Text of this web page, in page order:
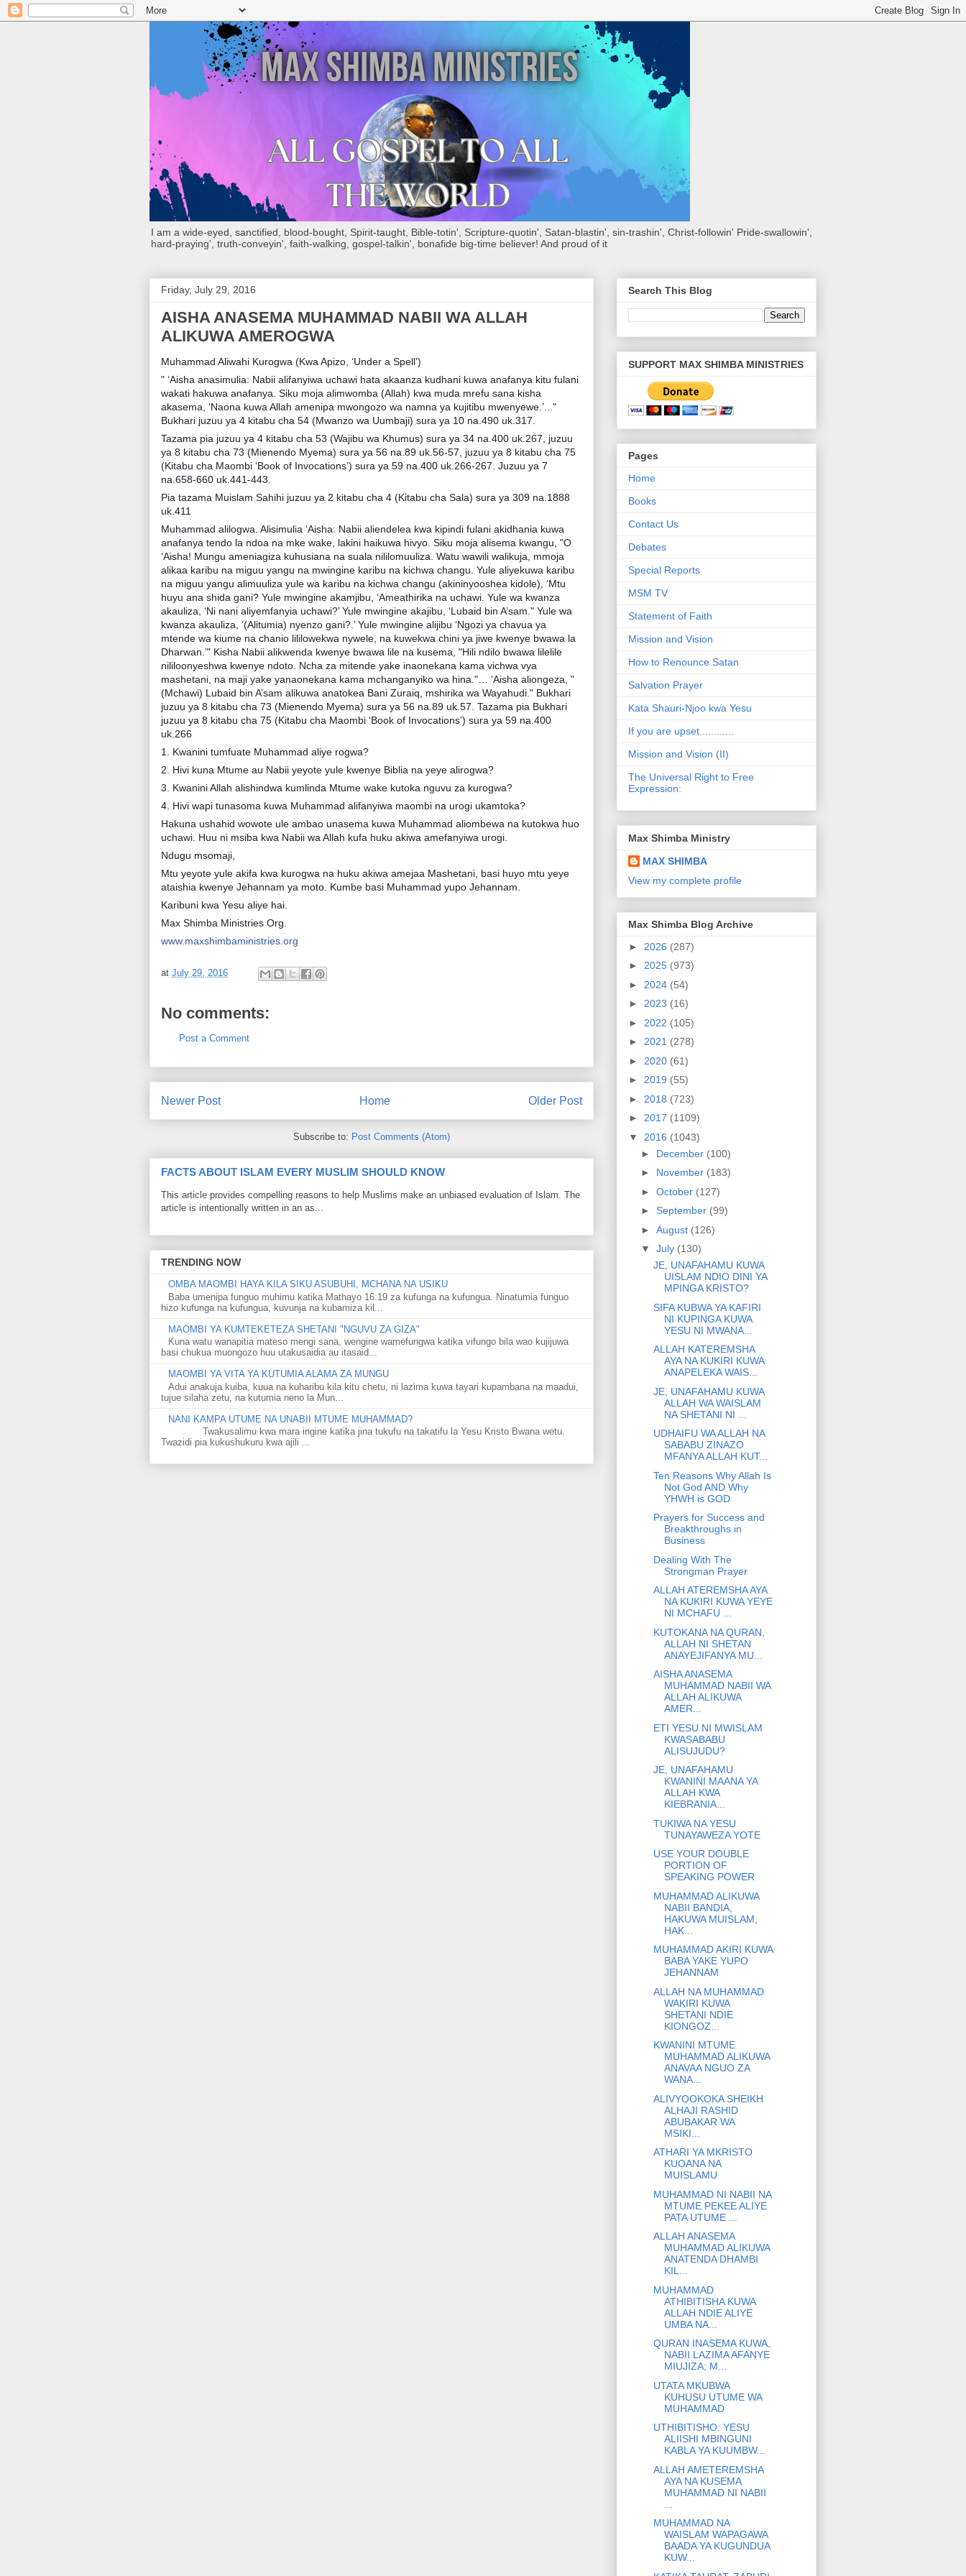
I am a wide-eyed, sanctified, blood-bought, Spirit-taught, Bible-totin', Scripture-quotin', Satan-blastin', sin-trashin', Christ-followin' Pride-swallowin',
hard-praying', truth-conveyin', faith-walking, gospel-talkin', bonafide big-time believer! And proud of it
Friday, July 29, 2016
AISHA ANASEMA MUHAMMAD NABII WA ALLAH
ALIKUWA AMEROGWA
Muhammad Aliwahi Kurogwa (Kwa Apizo, ‘Under a Spell’)
" ‘Aisha anasimulia: Nabii alifanyiwa uchawi hata akaanza kudhani kuwa anafanya kitu fulani
wakati hakuwa anafanya. Siku moja alimwomba (Allah) kwa muda mrefu sana kisha
akasema, ‘Naona kuwa Allah amenipa mwongozo wa namna ya kujitibu mwenyewe.’..."
Bukhari juzuu ya 4 kitabu cha 54 (Mwanzo wa Uumbaji) sura ya 10 na.490 uk.317.
Tazama pia juzuu ya 4 kitabu cha 53 (Wajibu wa Khumus) sura ya 34 na.400 uk.267, juzuu
ya 8 kitabu cha 73 (Mienendo Myema) sura ya 56 na.89 uk.56-57, juzuu ya 8 kitabu cha 75
(Kitabu cha Maombi ‘Book of Invocations’) sura ya 59 na.400 uk.266-267. Juzuu ya 7
na.658-660 uk.441-443.
Pia tazama Muislam Sahihi juzuu ya 2 kitabu cha 4 (Kitabu cha Sala) sura ya 309 na.1888
uk.411
Muhammad alilogwa. Alisimulia ‘Aisha: Nabii aliendelea kwa kipindi fulani akidhania kuwa
anafanya tendo la ndoa na mke wake, lakini haikuwa hivyo. Siku moja alisema kwangu, "O
‘Aisha! Mungu ameniagiza kuhusiana na suala nililomuuliza. Watu wawili walikuja, mmoja
alikaa karibu na miguu yangu na mwingine karibu na kichwa changu. Yule aliyekuwa karibu
na miguu yangu alimuuliza yule wa karibu na kichwa changu (akininyooshea kidole), ‘Mtu
huyu ana shida gani? Yule mwingine akamjibu, ‘Ameathirika na uchawi. Yule wa kwanza
akauliza, ‘Ni nani aliyemfanyia uchawi?’ Yule mwingine akajibu, ‘Lubaid bin A’sam." Yule wa
kwanza akauliza, ‘(Alitumia) nyenzo gani?.’ Yule mwingine alijibu ‘Ngozi ya chavua ya
mtende wa kiume na chanio lililowekwa nywele, na kuwekwa chini ya jiwe kwenye bwawa la
Dharwan.’" Kisha Nabii alikwenda kwenye bwawa lile na kusema, "Hili ndilo bwawa lilelile
nililoonyeshwa kwenye ndoto. Ncha za mitende yake inaonekana kama vichwa vya
mashetani, na maji yake yanaonekana kama mchanganyiko wa hina."… ‘Aisha aliongeza, "
(Mchawi) Lubaid bin A’sam alikuwa anatokea Bani Zuraiq, mshirika wa Wayahudi." Bukhari
juzuu ya 8 kitabu cha 73 (Mienendo Myema) sura ya 56 na.89 uk.57. Tazama pia Bukhari
juzuu ya 8 kitabu cha 75 (Kitabu cha Maombi ‘Book of Invocations’) sura ya 59 na.400
uk.266
1. Kwanini tumfuate Muhammad aliye rogwa?
2. Hivi kuna Mtume au Nabii yeyote yule kwenye Biblia na yeye alirogwa?
3. Kwanini Allah alishindwa kumlinda Mtume wake kutoka nguvu za kurogwa?
4. Hivi wapi tunasoma kuwa Muhammad alifanyiwa maombi na urogi ukamtoka?
Hakuna ushahid wowote ule ambao unasema kuwa Muhammad aliombewa na kutokwa huo
uchawi. Huu ni msiba kwa Nabii wa Allah kufa huku akiwa amefanyiwa urogi.
Ndugu msomaji,
Mtu yeyote yule akifa kwa kurogwa na huku akiwa amejaa Mashetani, basi huyo mtu yeye
ataishia kwenye Jehannam ya moto. Kumbe basi Muhammad yupo Jehannam.
Karibuni kwa Yesu aliye hai.
Max Shimba Ministries Org.
www.maxshimbaministries.org
at July 29, 2016
No comments:
Post a Comment
Newer Post Older Post
Home
Subscribe to: Post Comments (Atom)
FACTS ABOUT ISLAM EVERY MUSLIM SHOULD KNOW
This article provides compelling reasons to help Muslims make an unbiased evaluation of Islam. The
article is intentionally written in an as...
TRENDING NOW
OMBA MAOMBI HAYA KILA SIKU ASUBUHI, MCHANA NA USIKU
Baba umenipa funguo muhimu katika Mathayo 16:19 za kufunga na kufungua. Ninatumia funguo
hizo kufunga na kufungua, kuvunja na kubamiza kil...
MAOMBI YA KUMTEKETEZA SHETANI "NGUVU ZA GIZA"
Kuna watu wanapitia mateso mengi sana, wengine wamefungwa katika vifungo bila wao kujijuwa
basi chukua muongozo huu utakusaidia au itasaid...
MAOMBI YA VITA YA KUTUMIA ALAMA ZA MUNGU
Adui anakuja kuiba, kuua na kuharibu kila kitu chetu, ni lazima kuwa tayari kupambana na maadui,
tujue silaha zetu, na kutumia neno la Mun...
NANI KAMPA UTUME NA UNABII MTUME MUHAMMAD?
Twakusalimu kwa mara ingine katika jina tukufu na takatifu la Yesu Kristo Bwana wetu.
Twazidi pia kukushukuru kwa ajili ...
Search This Blog
SUPPORT MAX SHIMBA MINISTRIES
Pages
Home
Books
Contact Us
Debates
Special Reports
MSM TV
Statement of Faith
Mission and Vision
How to Renounce Satan
Salvation Prayer
Kata Shauri-Njoo kwa Yesu
If you are upset............
Mission and Vision (II)
The Universal Right to Free
Expression:
Max Shimba Ministry
MAX SHIMBA
View my complete profile
Max Shimba Blog Archive
► 2026 (287)
► 2025 (973)
► 2024 (54)
► 2023 (16)
► 2022 (105)
► 2021 (278)
► 2020 (61)
► 2019 (55)
► 2018 (723)
► 2017 (1109)
▼ 2016 (1043)
► December (100)
► November (183)
► October (127)
► September (99)
► August (126)
▼ July (130)
JE, UNAFAHAMU KUWA
UISLAM NDIO DINI YA
MPINGA KRISTO?
SIFA KUBWA YA KAFIRI
NI KUPINGA KUWA
YESU NI MWANA...
ALLAH KATEREMSHA
AYA NA KUKIRI KUWA
ANAPELEKA WAIS...
JE, UNAFAHAMU KUWA
ALLAH WA WAISLAM
NA SHETANI NI ...
UDHAIFU WA ALLAH NA
SABABU ZINAZO
MFANYA ALLAH KUT...
Ten Reasons Why Allah Is
Not God AND Why
YHWH is GOD
Prayers for Success and
Breakthroughs in
Business
Dealing With The
Strongman Prayer
ALLAH ATEREMSHA AYA
NA KUKIRI KUWA YEYE
NI MCHAFU ...
KUTOKANA NA QURAN,
ALLAH NI SHETAN
ANAYEJIFANYA MU...
AISHA ANASEMA
MUHAMMAD NABII WA
ALLAH ALIKUWA
AMER...
ETI YESU NI MWISLAM
KWASABABU
ALISUJUDU?
JE, UNAFAHAMU
KWANINI MAANA YA
ALLAH KWA
KIEBRANIA...
TUKIWA NA YESU
TUNAYAWEZA YOTE
USE YOUR DOUBLE
PORTION OF
SPEAKING POWER
MUHAMMAD ALIKUWA
NABII BANDIA,
HAKUWA MUISLAM,
HAK...
MUHAMMAD AKIRI KUWA
BABA YAKE YUPO
JEHANNAM
ALLAH NA MUHAMMAD
WAKIRI KUWA
SHETANI NDIE
KIONGOZ...
KWANINI MTUME
MUHAMMAD ALIKUWA
ANAVAA NGUO ZA
WANA...
ALIVYOOKOKA SHEIKH
ALHAJI RASHID
ABUBAKAR WA
MSIKI...
ATHARI YA MKRISTO
KUOANA NA
MUISLAMU
MUHAMMAD NI NABII NA
MTUME PEKEE ALIYE
PATA UTUME ...
ALLAH ANASEMA
MUHAMMAD ALIKUWA
ANATENDA DHAMBI
KIL...
MUHAMMAD
ATHIBITISHA KUWA
ALLAH NDIE ALIYE
UMBA NA...
QURAN INASEMA KUWA,
NABII LAZIMA AFANYE
MIUJIZA; M...
UTATA MKUBWA
KUHUSU UTUME WA
MUHAMMAD
UTHIBITISHO: YESU
ALIISHI MBINGUNI
KABLA YA KUUMBW...
ALLAH AMETEREMSHA
AYA NA KUSEMA
MUHAMMAD NI NABII
MUHAMMAD NA
WAISLAM WAPAGAWA
BAADA YA KUGUNDUA
KUW...